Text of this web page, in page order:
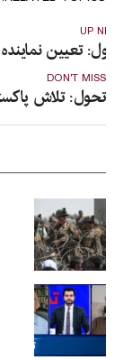
UP
تعیین
DON'T MISS
تحول: تلاش